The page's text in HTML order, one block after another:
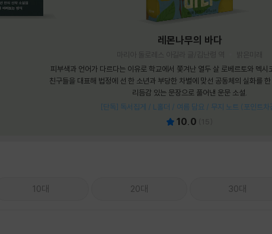
레몬나무의 바다
피부색과 언어가 다르다는 이유로 학교에서 쫓겨난 열두 살 로베르토와 멕
친구들을 대표해 법정에 선 한 소년과 부당한 차별에 맞선 공동체의 실화를
리듬감 있는 문장으로 풀어낸 운문 소설.
[단독] 독서집게 / L홀더 / 여름 담요 / 무지 노트 (포인트차
10.0
10대 20대 30대